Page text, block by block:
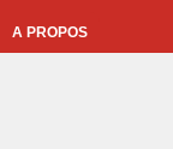
A PROPOS